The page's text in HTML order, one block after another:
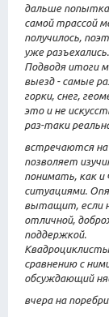
дальше попытка
самой трассой
получилось,
уже разъехались.
Подводя итоги
выезд - самые
горки, снег,
это и не
раз-таки
встречаются
позволяет
понимать, как и
ситуациями.
вытащит, если
отличной,
поддержкой.
сравнению с
обсуждающий
вчера на